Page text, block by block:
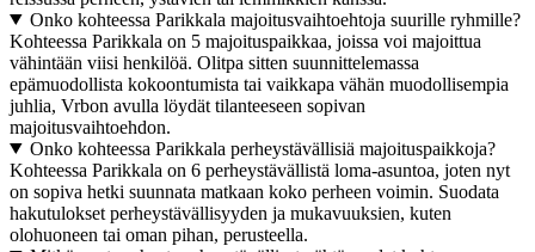
Onko kohteessa Parikkala majoitusvaihtoehtoja suurille ryhmille?
Kohteessa Parikkala on 5 majoituspaikkaa, joissa voi majoittua
vähintään viisi henkilöä. Olitpa sitten suunnittelemassa
epämuodollista kokoontumista tai vaikkapa vähän muodollisempia
juhlia, Vrbon avulla löydät tilanteeseen sopivan
majoitusvaihtoehdon.
Onko kohteessa Parikkala perheystävällisiä majoituspaikkoja?
Kohteessa Parikkala on 6 perheystävällistä loma-asuntoa, joten nyt
on sopiva hetki suunnata matkaan koko perheen voimin. Suodata
hakutulokset perheystävällisyyden ja mukavuuksien, kuten
olohuoneen tai oman pihan, perusteella.